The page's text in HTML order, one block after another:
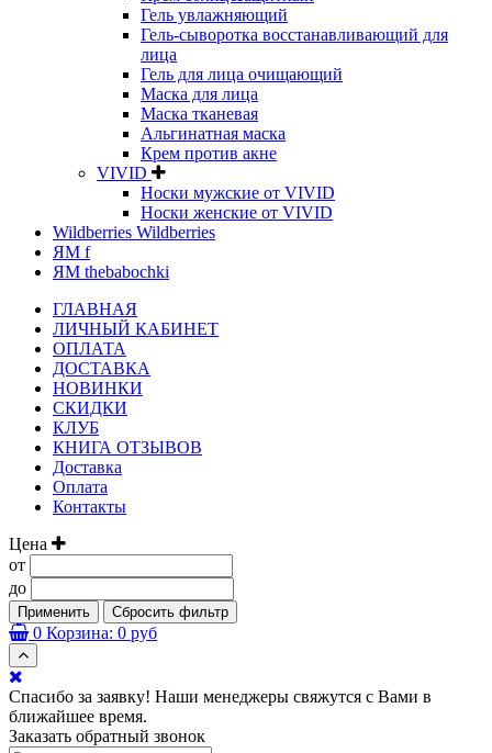
Гель увлажняющий
Гель-сыворотка восстанавливающий для
лица
Гель для лица очищающий
Маска для лица
Маска тканевая
Альгинатная маска
Крем против акне
VIVID
Носки мужские от VIVID
Носки женские от VIVID
Wildberries Wildberries
ЯМ f
ЯМ thebabochki
ГЛАВНАЯ
ЛИЧНЫЙ КАБИНЕТ
ОПЛАТА
ДОСТАВКА
НОВИНКИ
СКИДКИ
КЛУБ
КНИГА ОТЗЫВОВ
Доставка
Оплата
Контакты
Цена
от
до
Применить Сбросить фильтр
0 Корзина: 0 руб
Спасибо за заявку! Наши менеджеры свяжутся с Вами в
ближайшее время.
Заказать обратный звонок